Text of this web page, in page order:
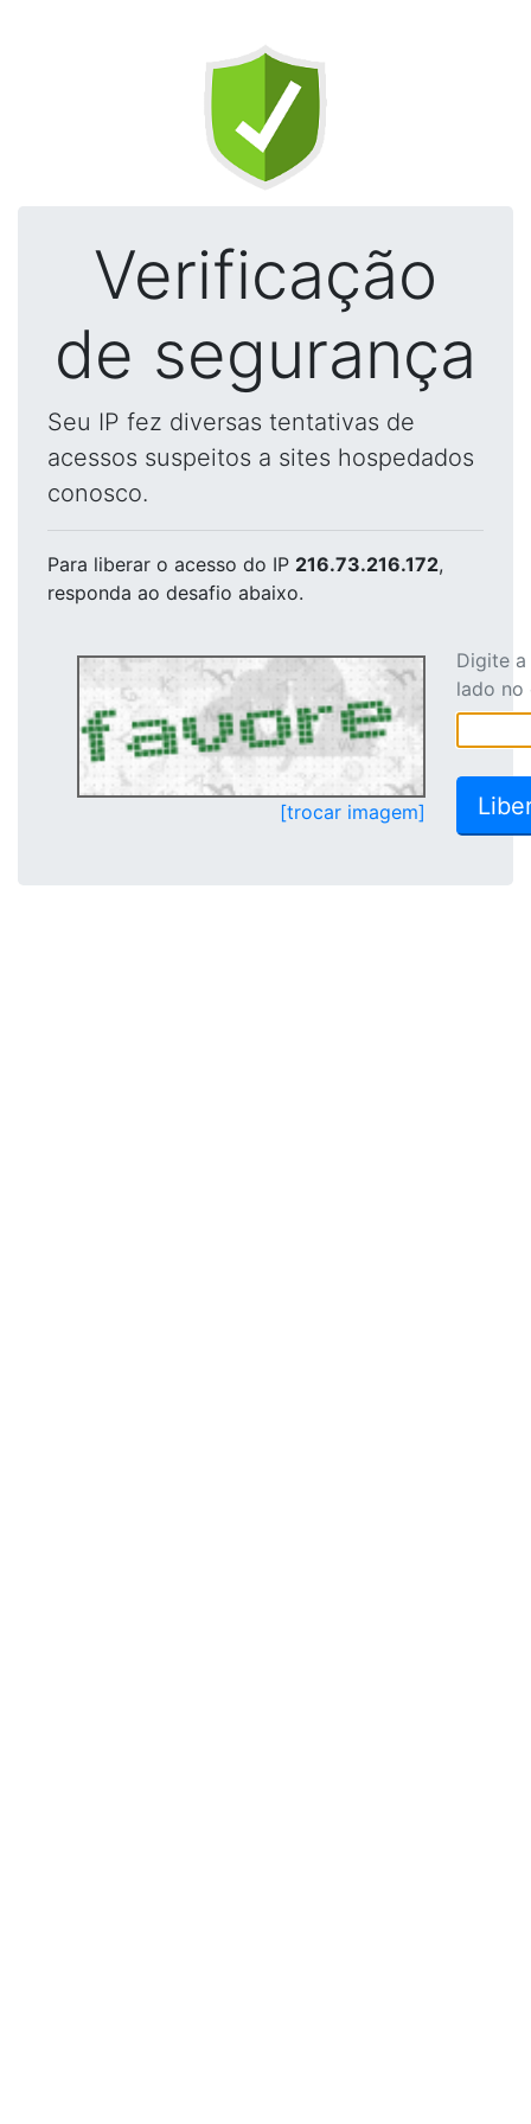
Verificação
de segurança
Seu IP fez diversas tentativas de
acessos suspeitos a sites hospedados
conosco.
Para liberar o acesso do IP 216.73.216.172,
responda ao desafio abaixo.
[trocar imagem]
Digite
lado no